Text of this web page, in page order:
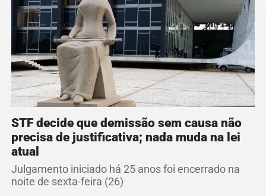
STF decide que demissão sem causa não
precisa de justificativa; nada muda na lei
atual
Julgamento iniciado há 25 anos foi encerrado na
noite de sexta-feira (26)